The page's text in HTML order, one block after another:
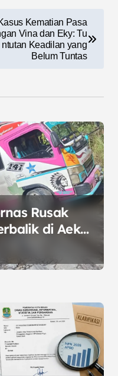
Kematian Pasa
Vina dan Eky: Tu
ntutan Keadilan yang
Belum Tuntas
Rusak
di Aek